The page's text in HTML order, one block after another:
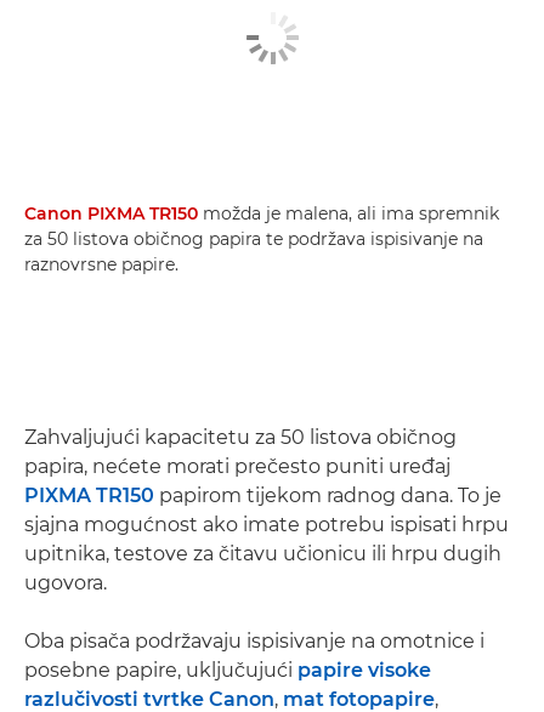
Canon PIXMA TR150 možda je malena, ali ima spremnik
za 50 listova običnog papira te podržava ispisivanje na
raznovrsne papire.
Zahvaljujući kapacitetu za 50 listova običnog
papira, nećete morati prečesto puniti uređaj
PIXMA TR150 papirom tijekom radnog dana. To je
sjajna mogućnost ako imate potrebu ispisati hrpu
upitnika, testove za čitavu učionicu ili hrpu dugih
ugovora.
Oba pisača podržavaju ispisivanje na omotnice i
posebne papire, uključujući papire visoke
razlučivosti tvrtke Canon, mat fotopapire,